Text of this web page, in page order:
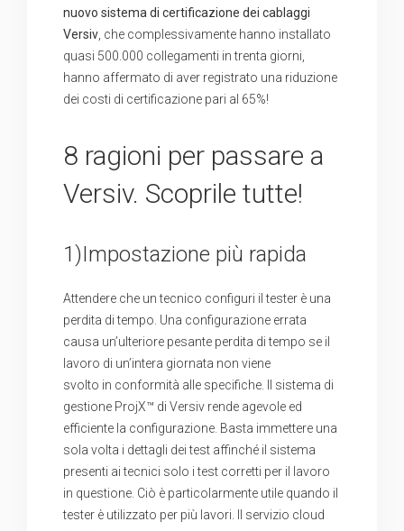
nuovo sistema di certificazione dei cablaggi
Versiv, che complessivamente hanno installato
quasi 500.000 collegamenti in trenta giorni,
hanno affermato di aver registrato una riduzione
dei costi di certificazione pari al 65%!
8 ragioni per passare a
Versiv. Scoprile tutte!
1)Impostazione più rapida
Attendere che un tecnico configuri il tester è una
perdita di tempo. Una configurazione errata
causa un’ulteriore pesante perdita di tempo se il
lavoro di un’intera giornata non viene
svolto in conformità alle specifiche. Il sistema di
gestione ProjX™ di Versiv rende agevole ed
efficiente la configurazione. Basta immettere una
sola volta i dettagli dei test affinché il sistema
presenti ai tecnici solo i test corretti per il lavoro
in questione. Ciò è particolarmente utile quando il
tester è utilizzato per più lavori. Il servizio cloud